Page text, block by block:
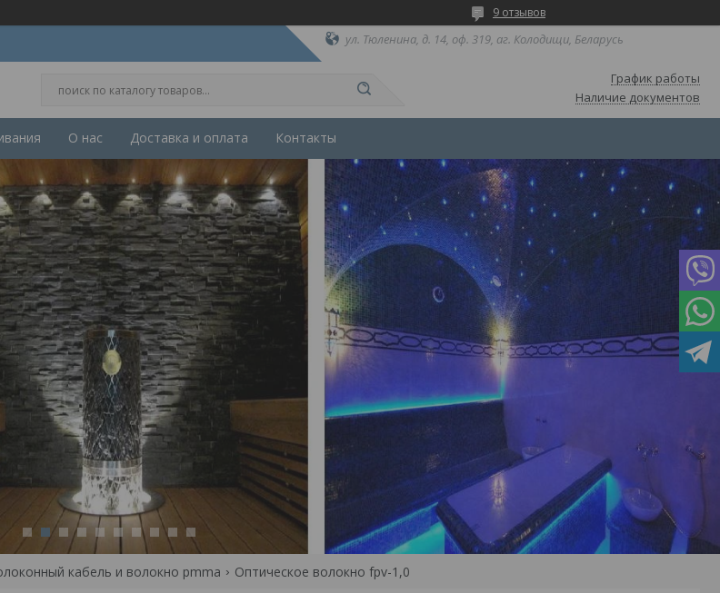
9 отзывов
ул. Тюленина, д. 14, оф. 319, аг. Колодищи, Беларусь
График работы
Наличие документов
О нас Доставка и оплата Контакты
кабель и волокно pmma Оптическое волокно fpv-1,0